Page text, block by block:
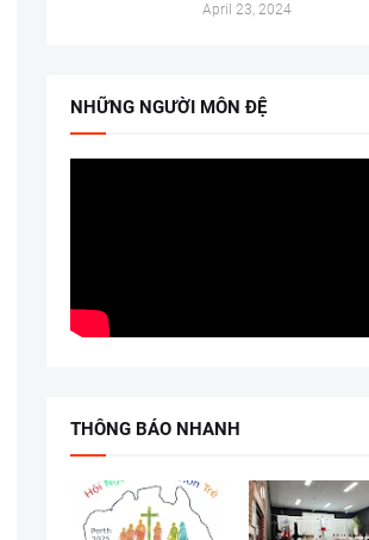
April 23, 2024
NHỮNG NGƯỜI MÔN ĐỆ
THÔNG BÁO NHANH